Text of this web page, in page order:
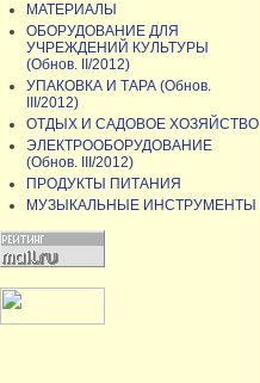
МАТЕРИАЛЫ
ОБОРУДОВАНИЕ ДЛЯ
УЧРЕЖДЕНИЙ КУЛЬТУРЫ
(Обнов. II/2012)
УПАКОВКА И ТАРА (Обнов.
III/2012)
ОТДЫХ И САДОВОЕ ХОЗЯЙСТВО
ЭЛЕКТРООБОРУДОВАНИЕ
(Обнов. III/2012)
ПРОДУКТЫ ПИТАНИЯ
МУЗЫКАЛЬНЫЕ ИНСТРУМЕНТЫ